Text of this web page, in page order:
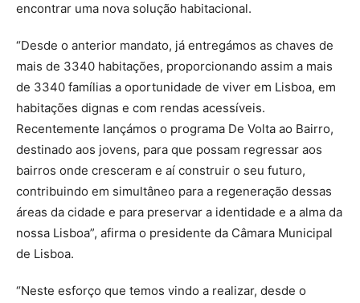
encontrar uma nova solução habitacional.
“Desde o anterior mandato, já entregámos as chaves de
mais de 3340 habitações, proporcionando assim a mais
de 3340 famílias a oportunidade de viver em Lisboa, em
habitações dignas e com rendas acessíveis.
Recentemente lançámos o programa De Volta ao Bairro,
destinado aos jovens, para que possam regressar aos
bairros onde cresceram e aí construir o seu futuro,
contribuindo em simultâneo para a regeneração dessas
áreas da cidade e para preservar a identidade e a alma da
nossa Lisboa”, afirma o presidente da Câmara Municipal
de Lisboa.
“Neste esforço que temos vindo a realizar, desde o